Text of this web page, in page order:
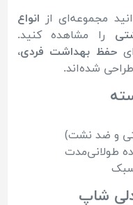
مجموعه‌ای از انواع
را مشاهده کنید.
حفظ بهداشت فردی،
طراحی شده‌اند.
و ضد نشت)
طولانی‌مدت
شاپ